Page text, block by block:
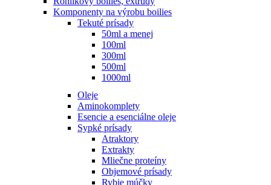
Komponenty na výrobu boilies
Tekuté prísady
50ml a menej
100ml
300ml
500ml
1000ml
Oleje
Aminokomplety
Esencie a esenciálne oleje
Sypké prísady
Atraktory
Extrakty
Mliečne proteíny
Objemové prísady
Rybie múčky